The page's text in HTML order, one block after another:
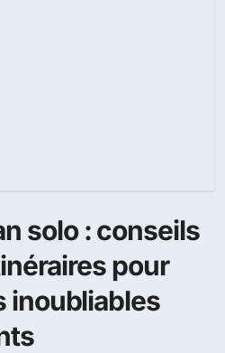
solo : conseils
pour
inoubliables